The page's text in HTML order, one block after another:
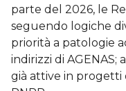
parte del 2026, le
seguendo logiche
priorità a patologie
indirizzi di
già attive in progetti